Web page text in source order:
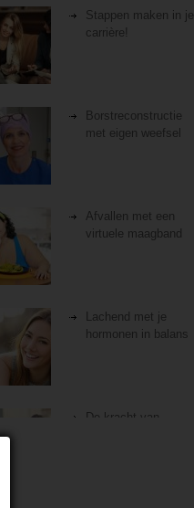
Stappen maken in je
carrière!
Borstreconstructie
met eigen weefsel
Afvallen met een
virtuele maagband
Lachend met je
hormonen in balans
De kracht van